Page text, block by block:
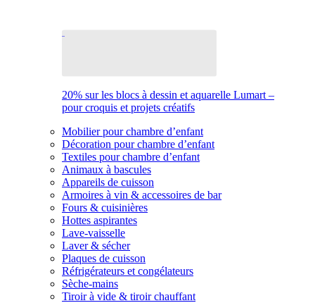
20% sur les blocs à dessin et aquarelle Lumart –
pour croquis et projets créatifs
Mobilier pour chambre d’enfant
Décoration pour chambre d’enfant
Textiles pour chambre d’enfant
Animaux à bascules
Appareils de cuisson
Armoires à vin & accessoires de bar
Fours & cuisinières
Hottes aspirantes
Lave-vaisselle
Laver & sécher
Plaques de cuisson
Réfrigérateurs et congélateurs
Sèche-mains
Tiroir à vide & tiroir chauffant